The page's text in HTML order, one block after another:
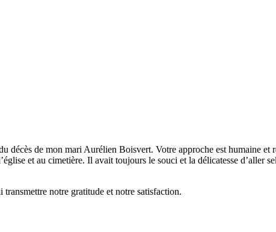
de mon mari Aurélien Boisvert. Votre approche est humaine et
et au cimetière. Il avait toujours le souci et la délicatesse d’aller
notre gratitude et notre satisfaction.